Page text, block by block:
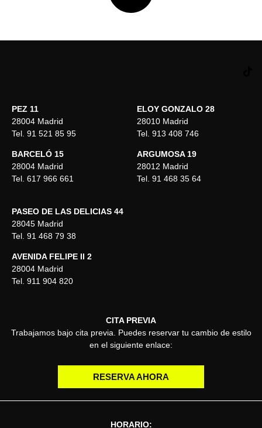
PEZ 11
28004 Madrid
Tel. 91 521 85 95
BARCELÓ 15
28004 Madrid
Tel. 617 966 661
ELOY GONZALO 28
28010 Madrid
Tel. 913 408 746
ARGUMOSA 19
28012 Madrid
Tel. 91 468 35 64
PASEO DE LAS DELICIAS 44
28045 Madrid
Tel. 91 468 79 38
AVENIDA FELIPE II 2
28004 Madrid
Tel. 911 904 820
CITA PREVIA
Trabajamos bajo cita previa. Puedes reservar tu cambio de estilo
en el siguiente enlace:
RESERVA AHORA
HORARIO: